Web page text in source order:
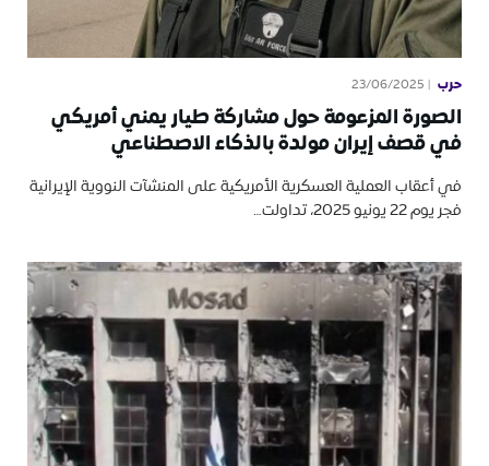
حرب 23/06/2025
الصورة المزعومة حول مشاركة طيار يمني أمريكي
في قصف إيران مولدة بالذكاء الاصطناعي
في أعقاب العملية العسكرية الأمريكية على المنشآت النووية الإيرانية
فجر يوم 22 يونيو 2025، تداولت…